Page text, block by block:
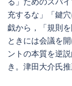
充するな」「鍵
戯から，「規則
ときには会議を
ントの本質を逆
き。津田大介氏推